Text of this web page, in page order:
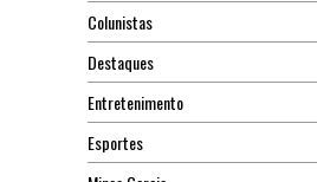
Colunistas
Destaques
Entretenimento
Esportes